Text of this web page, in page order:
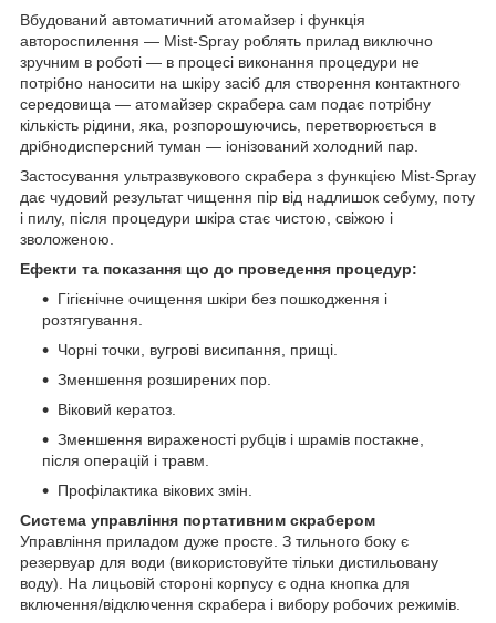
Вбудований автоматичний атомайзер і функція
автороспилення — Mist-Spray роблять прилад виключно
зручним в роботі — в процесі виконання процедури не
потрібно наносити на шкіру засіб для створення контактного
середовища — атомайзер скрабера сам подає потрібну
кількість рідини, яка, розпорошуючись, перетворюється в
дрібнодисперсний туман — іонізований холодний пар.
Застосування ультразвукового скрабера з функцією Mist-Spray
дає чудовий результат чищення пір від надлишок себуму, поту
і пилу, після процедури шкіра стає чистою, свіжою і
зволоженою.
Ефекти та показання що до проведення процедур:
Гігієнічне очищення шкіри без пошкодження і
розтягування.
Чорні точки, вугрові висипання, прищі.
Зменшення розширених пор.
Віковий кератоз.
Зменшення вираженості рубців і шрамів постакне,
після операцій і травм.
Профілактика вікових змін.
Система управління портативним скрабером
Управління приладом дуже просте. З тильного боку є
резервуар для води (використовуйте тільки дистильовану
воду). На лицьовій стороні корпусу є одна кнопка для
включення/відключення скрабера і вибору робочих режимів.